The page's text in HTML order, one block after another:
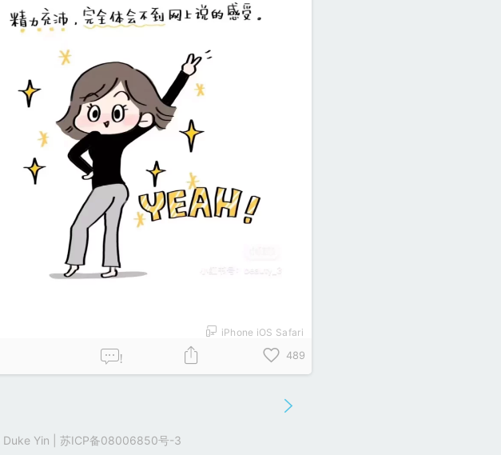
iPhone iOS Safari
! 489
Duke Yin 苏ICP备08006850号-3